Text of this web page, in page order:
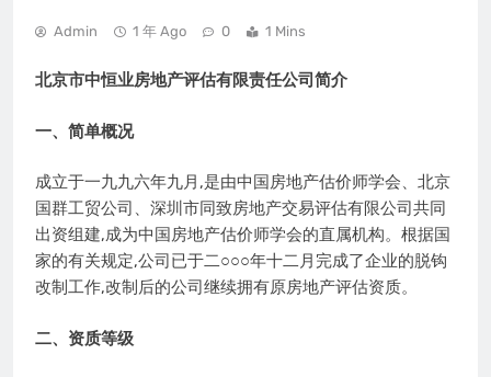
Admin 1 年 Ago 0 1 Mins
北京市中恒业房地产评估有限责任公司简介
一、简单概况
成立于一九九六年九月,是由中国房地产估价师学会、北京
国群工贸公司、深圳市同致房地产交易评估有限公司共同
出资组建,成为中国房地产估价师学会的直属机构。根据国
家的有关规定,公司已于二○○○年十二月完成了企业的脱钩
改制工作,改制后的公司继续拥有原房地产评估资质。
二、资质等级